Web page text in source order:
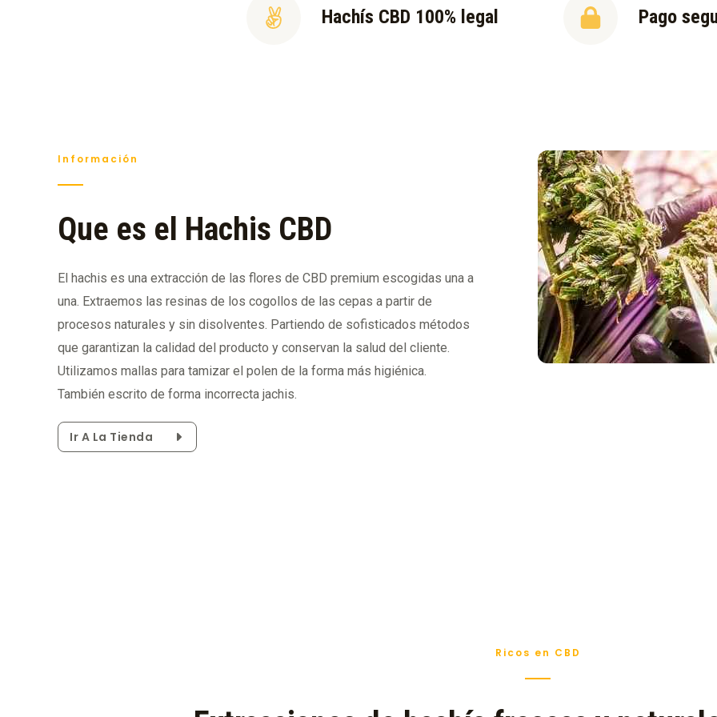
Hachís CBD 100% legal Pago
Información
Que es el Hachis CBD
El hachis es una extracción de las flores de CBD premium escogidas una a
una. Extraemos las resinas de los cogollos de las cepas a partir de
procesos naturales y sin disolventes. Partiendo de sofisticados métodos
que garantizan la calidad del producto y conservan la salud del cliente.
Utilizamos mallas para tamizar el polen de la forma más higiénica.
También escrito de forma incorrecta jachis.
Ir A La Tienda
Ricos en CBD